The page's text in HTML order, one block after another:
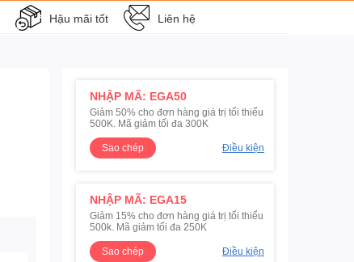
Hậu mãi tốt Liên hệ
NHẬP MÃ: EGA50
Giảm 50% cho đơn hàng giá trị tối thiểu
500K. Mã giảm tối đa 300K
Sao chép
Điều kiện
NHẬP MÃ: EGA15
Giảm 15% cho đơn hàng giá trị tối thiểu
500k. Mã giảm tối đa 250K
Sao chép
Điều kiện